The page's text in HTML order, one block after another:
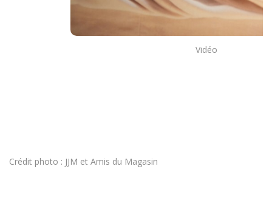
Vidéo
Crédit photo : JJM et Amis du Magasin